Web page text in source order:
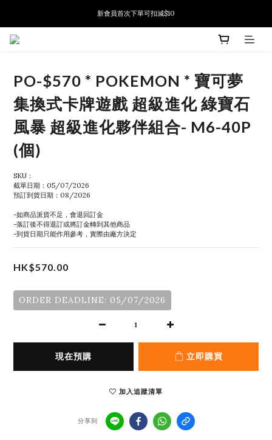
新會員首次下單可扣減$10
新會員首次下單可扣減$10
PO-$570 * POKEMON * 寶可夢
集換式卡牌遊戲 超級進化 綠寶石
風暴 超級進化夥伴組合- M6-40P
(個)
SKU：
截單日期：05/07/2026
預訂到貨日期：08/2026
-如商品派貨不足，會退回訂金
-落訂後不得退訂或將訂金轉到其他商品
-到貨日期只能作用參考，實際由廠方決定
HK$570.00
ORDER DEADLINE: 05/07/2026
現在預購 立即購買
加入追蹤清單
分享到